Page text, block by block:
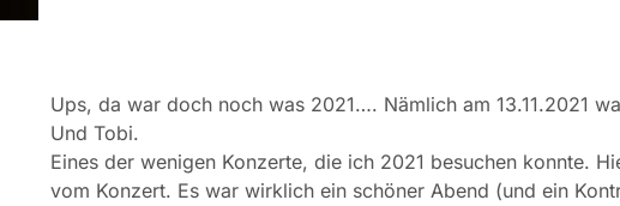
Ups, da war doch noch was 2021…. Nämlich am 13.11.2021
Und Tobi.
Eines der wenigen Konzerte, die ich 2021 besuchen konnte.
vom Konzert. Es war wirklich ein schöner Abend (und ein